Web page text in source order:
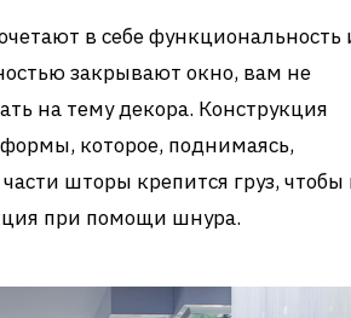
в себе функциональность
закрывают окно, вам не
на тему декора. Конструкция
которое, поднимаясь,
шторы крепится груз, чтобы
при помощи шнура.